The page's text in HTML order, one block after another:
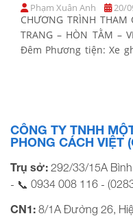
Phạm Xuân Anh 20/
CHƯƠNG TRÌNH
TRANG – HÒN TẰM –
Đêm Phương tiện: Xe
CÔNG TY TNHH
PHONG CÁCH VIỆT
Trụ sở: 292/33/15A
- 📞 0934 008 116 -
CN1: 8/1A Đường 26,